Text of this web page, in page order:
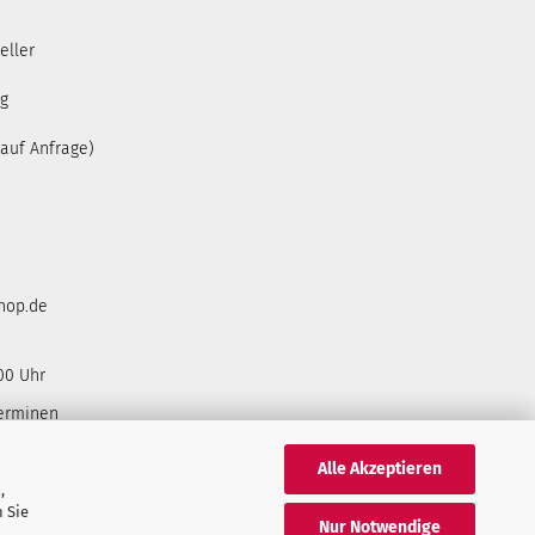
Sie
Alle Akzeptieren
Nur Notwendige
Anfrage)
Uhr